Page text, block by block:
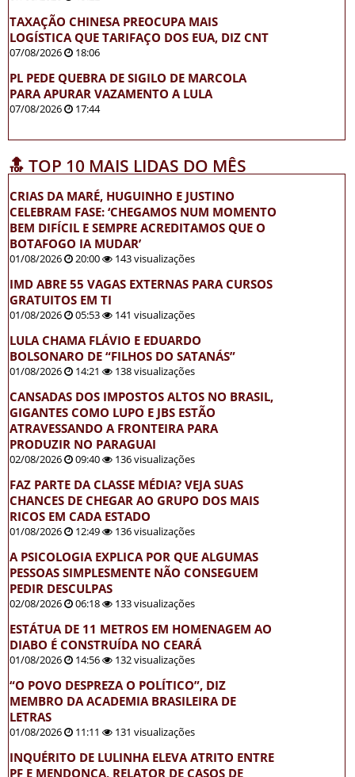
TAXAÇÃO CHINESA PREOCUPA MAIS
LOGÍSTICA QUE TARIFAÇO DOS EUA, DIZ CNT
07/08/2026 18:06
PL PEDE QUEBRA DE SIGILO DE MARCOLA
PARA APURAR VAZAMENTO A LULA
07/08/2026 17:44
🔝 TOP 10 MAIS LIDAS DO MÊS
CRIAS DA MARÉ, HUGUINHO E JUSTINO
CELEBRAM FASE: ‘CHEGAMOS NUM MOMENTO
BEM DIFÍCIL E SEMPRE ACREDITAMOS QUE O
BOTAFOGO IA MUDAR’
01/08/2026 20:00 143 visualizações
IMD ABRE 55 VAGAS EXTERNAS PARA CURSOS
GRATUITOS EM TI
01/08/2026 05:53 141 visualizações
LULA CHAMA FLÁVIO E EDUARDO
BOLSONARO DE “FILHOS DO SATANÁS”
01/08/2026 14:21 138 visualizações
CANSADAS DOS IMPOSTOS ALTOS NO BRASIL,
GIGANTES COMO LUPO E JBS ESTÃO
ATRAVESSANDO A FRONTEIRA PARA
PRODUZIR NO PARAGUAI
02/08/2026 09:40 136 visualizações
FAZ PARTE DA CLASSE MÉDIA? VEJA SUAS
CHANCES DE CHEGAR AO GRUPO DOS MAIS
RICOS EM CADA ESTADO
01/08/2026 12:49 136 visualizações
A PSICOLOGIA EXPLICA POR QUE ALGUMAS
PESSOAS SIMPLESMENTE NÃO CONSEGUEM
PEDIR DESCULPAS
02/08/2026 06:18 133 visualizações
ESTÁTUA DE 11 METROS EM HOMENAGEM AO
DIABO É CONSTRUÍDA NO CEARÁ
01/08/2026 14:56 132 visualizações
“O POVO DESPREZA O POLÍTICO”, DIZ
MEMBRO DA ACADEMIA BRASILEIRA DE
LETRAS
01/08/2026 11:11 131 visualizações
INQUÉRITO DE LULINHA ELEVA ATRITO ENTRE
PF E MENDONÇA, RELATOR DE CASOS DE